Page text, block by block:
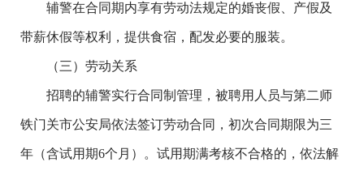
辅警在合同期内享有劳动法规定的婚丧假、产假及
带薪休假等权利，提供食宿，配发必要的服装。
（三）劳动关系
招聘的辅警实行合同制管理，被聘用人员与第二师
铁门关市公安局依法签订劳动合同，初次合同期限为三
年（含试用期6个月）。试用期满考核不合格的，依法解